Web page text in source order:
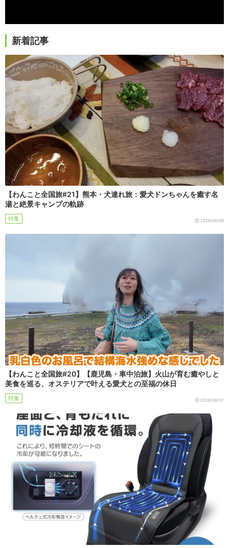
新着記事
【わんこと全国旅#21】熊本・犬連れ旅：愛犬ドンちゃんを癒す名
湯と絶景キャンプの軌跡
特集 2026/08/08
【わんこと全国旅#20】【鹿児島・車中泊旅】火山が育む癒やしと
美食を巡る、オステリアで叶える愛犬との至福の休日
特集 2026/08/07